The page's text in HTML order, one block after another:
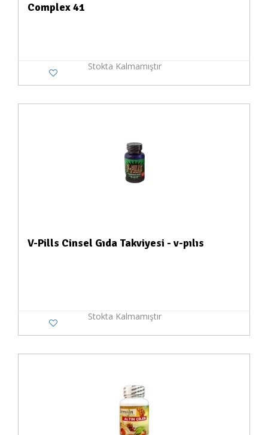
Complex 41
Stokta Kalmamıştır
V-Pills Cinsel Gıda Takviyesi - v-pılıs
Stokta Kalmamıştır